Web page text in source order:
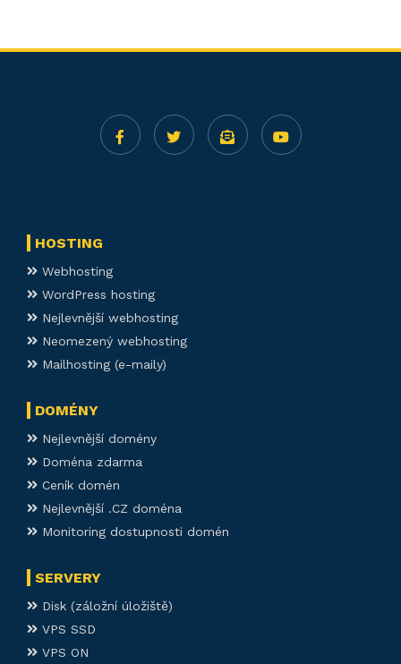
HOSTING
Webhosting
WordPress hosting
Nejlevnější webhosting
Neomezený webhosting
Mailhosting (e-maily)
DOMÉNY
Nejlevnější domény
Doména zdarma
Ceník domén
Nejlevnější .CZ doména
Monitoring dostupnosti domén
SERVERY
Disk (záložní úložiště)
VPS SSD
VPS ON